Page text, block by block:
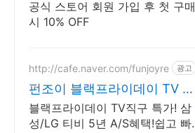
후 첫 구매 10%할인
공식 스토어 회원 가입 후 첫 구매
시 10% OFF
http://cafe.naver.com/funjoyre 광고
펀조이 블랙프라이데이 TV 가
장 쉬운 TV직구
블랙프라이데이 TV직구 특가! 삼
성/LG 티비 5년 A/S혜택!쉽고 빠